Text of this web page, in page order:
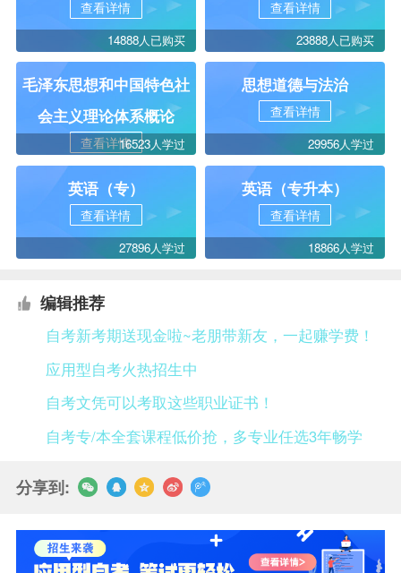
查看详情
14888人已购买
查看详情
23888人已购买
毛泽东思想和中国特色社
会主义理论体系概论
查看详情16523人学过
思想道德与法治
查看详情
29956人学过
英语（专）
查看详情
27896人学过
英语（专升本）
查看详情
18866人学过
编辑推荐
自考新考期送现金啦~老朋带新友，一起赚学费！
应用型自考火热招生中
自考文凭可以考取这些职业证书！
自考专/本全套课程低价抢，多专业任选3年畅学
分享到: